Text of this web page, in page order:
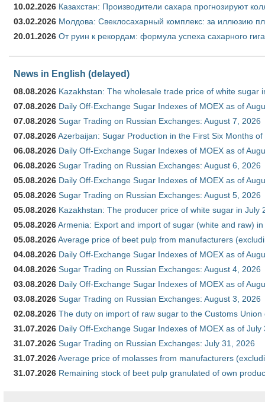
10.02.2026 Казахстан: Производители сахара прогнозируют
03.02.2026 Молдова: Свеклосахарный комплекс: за иллюзию
20.01.2026 От руин к рекордам: формула успеха сахарного
News in English (delayed)
08.08.2026 Kazakhstan: The wholesale trade price of white sugar
07.08.2026 Daily Off-Exchange Sugar Indexes of MOEX as of
07.08.2026 Sugar Trading on Russian Exchanges: August 7, 2026
07.08.2026Azerbaijan: Sugar Production in the First Six Months of
06.08.2026 Daily Off-Exchange Sugar Indexes of MOEX as of
06.08.2026 Sugar Trading on Russian Exchanges: August 6, 2026
05.08.2026 Daily Off-Exchange Sugar Indexes of MOEX as of
05.08.2026 Sugar Trading on Russian Exchanges: August 5, 2026
05.08.2026 Kazakhstan: The producer price of white sugar in July
05.08.2026Armenia: Export and import of sugar (white and raw)
05.08.2026Average price of beet pulp from manufacturers
04.08.2026 Daily Off-Exchange Sugar Indexes of MOEX as of
04.08.2026 Sugar Trading on Russian Exchanges: August 4, 2026
03.08.2026 Daily Off-Exchange Sugar Indexes of MOEX as of
03.08.2026 Sugar Trading on Russian Exchanges: August 3, 2026
02.08.2026 The duty on import of raw sugar to the Customs
31.07.2026 Daily Off-Exchange Sugar Indexes of MOEX as of July
31.07.2026 Sugar Trading on Russian Exchanges: July 31, 2026
31.07.2026Average price of molasses from manufacturers
31.07.2026 Remaining stock of beet pulp granulated of own